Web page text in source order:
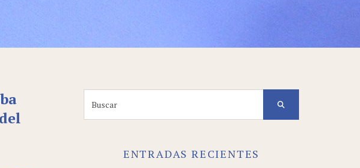
for:
ENTRADAS RECIENTES